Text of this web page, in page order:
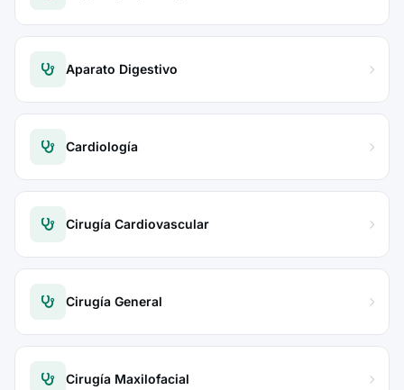
Aparato Digestivo
Cardiología
Cirugía Cardiovascular
Cirugía General
Cirugía Maxilofacial